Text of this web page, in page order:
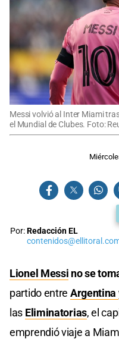
Messi volvió al Inter Miami
el Mundial de Clubes. Foto:
Por:Redacción EL
Lionel Messi no se
partido entre Argentina
las Eliminatorias, el
emprendió viaje a